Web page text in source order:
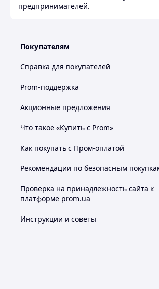
предпринимателей.
Покупателям
Справка для покупателей
Prom-поддержка
Акционные предложения
Что такое «Купить с Prom»
Как покупать с Пром-оплатой
Рекомендации по безопасным
Проверка на принадлежность сайта к
платформе prom.ua
Инструкции и советы